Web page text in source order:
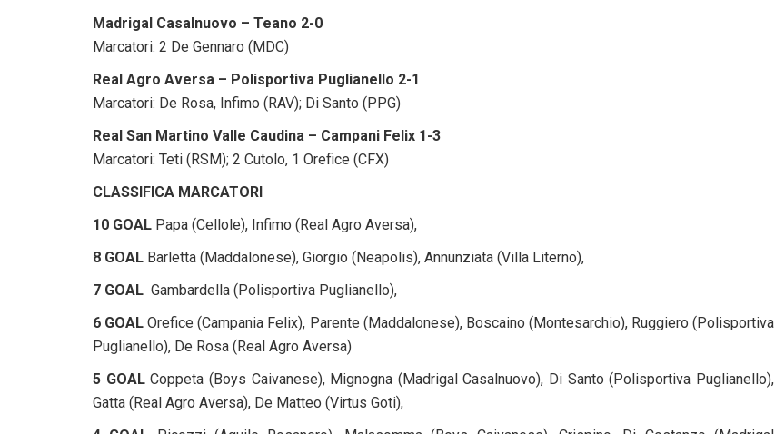
Madrigal Casalnuovo – Teano 2-0
Marcatori: 2 De Gennaro (MDC)
Real Agro Aversa – Polisportiva Puglianello 2-1
Marcatori: De Rosa, Infimo (RAV); Di Santo (PPG)
Real San Martino Valle Caudina – Campani Felix 1-3
Marcatori: Teti (RSM); 2 Cutolo, 1 Orefice (CFX)
CLASSIFICA MARCATORI
10 GOAL Papa (Cellole), Infimo (Real Agro Aversa),
8 GOAL Barletta (Maddalonese), Giorgio (Neapolis), Annunziata (Villa Literno),
7 GOAL Gambardella (Polisportiva Puglianello),
6 GOALOrefice (Campania Felix), Parente (Maddalonese), Boscaino (Montesarchio), Ruggiero (Polisportiva
Puglianello), De Rosa (Real Agro Aversa)
5 GOALCoppeta (Boys Caivanese), Mignogna (Madrigal Casalnuovo), Di Santo (Polisportiva Puglianello),
Gatta (Real Agro Aversa), De Matteo (Virtus Goti),